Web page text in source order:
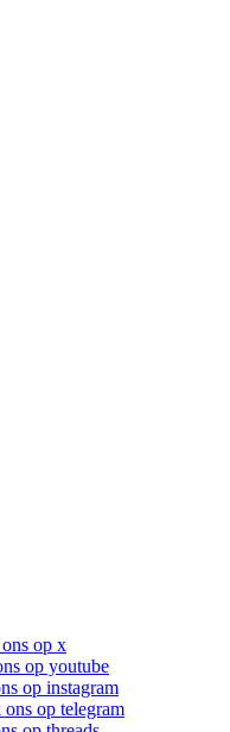
op x
op youtube
op instagram
ons op telegram